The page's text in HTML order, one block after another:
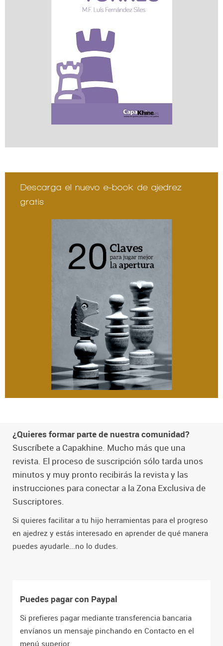
Descarga el nuevo e-book de ajedrez
gratis
¿Quieres formar parte de nuestra comunidad?
Suscríbete a Capakhine. Mucho más que una
revista. El proceso de suscripción sólo tarda unos
minutos y muy pronto recibirás la revista y las
instrucciones para conectar a la Zona Exclusiva de
Suscriptores.
Si quieres facilitar a tu hijo herramientas para el progreso
en ajedrez y estás interesado en aprender de qué manera
puedes ayudarle...no lo dudes.
Puedes pagar con Paypal
Si prefieres pagar mediante transferencia bancaria
envíanos un mensaje pinchando en Contacto en el
menú superior